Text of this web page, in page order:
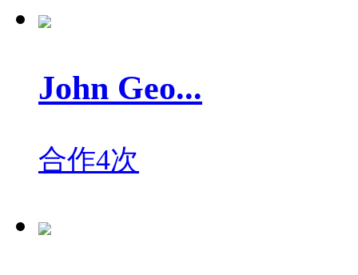
John Geo...
合作4次